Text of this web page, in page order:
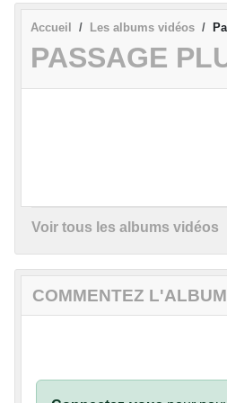
Accueil Les albums vidéos
PASSAGE
Voir tous les albums vidéos
COMMENTEZ L'ALBUM